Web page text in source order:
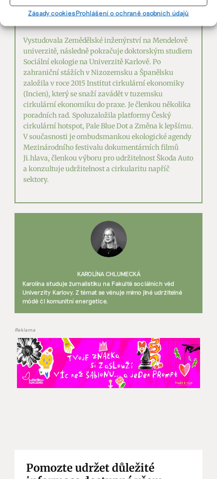
Zásady cookiesProhlášení o ochraně osobních údajů
Vystudovala Zemědělské inženýrství na Mendelově
univerzitě, následně pokračuje doktorským studiem
Sociální ekologie na Univerzitě Karlově. Po
zahraniční stážích v Nizozemsku a Španělsku
založila v roce 2015 Institut cirkulární ekonomiky
(Incien), který se snaží zavádět v tuzemsku
cirkulární ekonomiku do praxe. Je členkou několika
poradních rad. Spoluzaložila platformy Český
cirkulární hotspot, Pale Blue Dot a Změna k lepšímu.
V současnosti je ombudsmankou ekologické agendy
Mezinárodního festivalu dokumentárních filmů
Ji.hlava, členkou výboru pro udržitelnost Škoda Auto
a konzultuje udržitelnost a cirkularitu napříč
sektory.
KAROLÍNA CHLUMECKÁ
Karolína studuje žurnalistiku na Fakultě sociálních věd
Univerzity Karlovy. Z témat se věnuje mimo jiné udržitelné
módě či komunitní energetice.
Reklama
Pomozte udržet důležité